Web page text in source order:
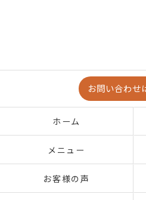
お問い合わせ
ホーム
メニュー
お客様の声